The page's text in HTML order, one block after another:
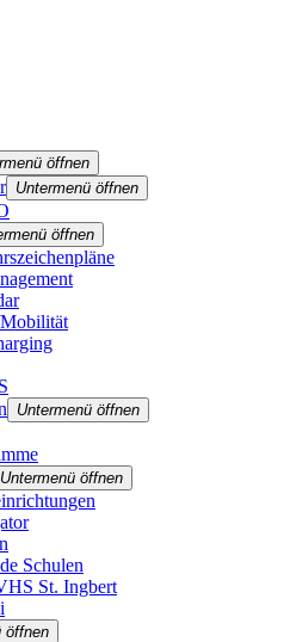
öffnen
Untermenü öffnen
öffnen
Untermenü öffnen
Untermenü öffnen
Schulen
St. Ingbert
öffnen